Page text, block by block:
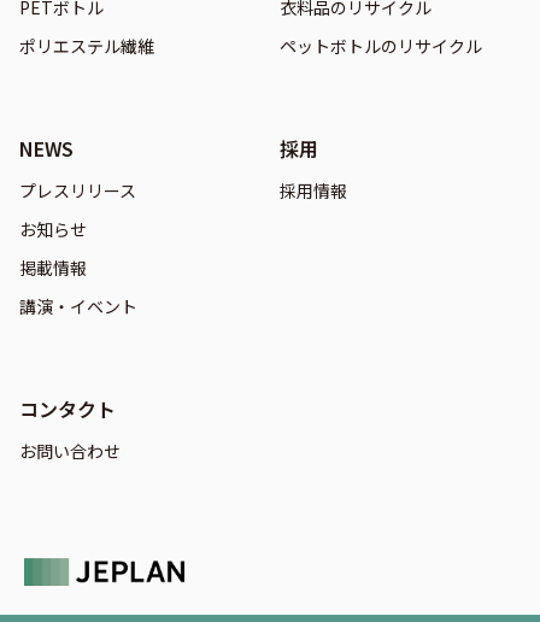
PETボトル
ポリエステル繊維
衣料品のリサイクル
ペットボトルのリサイクル
NEWS
プレスリリース
お知らせ
掲載情報
講演・イベント
採用
採用情報
コンタクト
お問い合わせ